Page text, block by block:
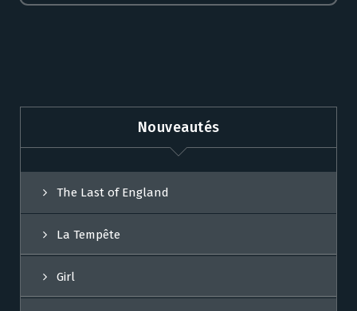
Nouveautés
The Last of England
La Tempête
Girl